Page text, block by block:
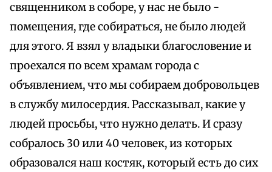
священником в соборе, у нас не было ­
помещения, где собираться, не было людей
для этого. Я взял у владыки благословение и
проехался по всем храмам города с
объявлением, что мы собираем добровольцев
в службу милосердия. Рассказывал, какие у
людей просьбы, что нужно делать. И сразу
собралось 30 или 40 человек, из которых
образовался наш костяк, который есть до сих